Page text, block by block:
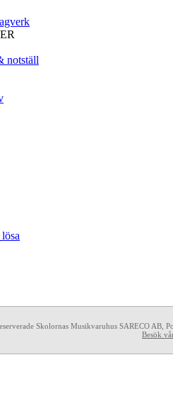
notställ
Skolornas Musikvaruhus SARECO AB,
Besök